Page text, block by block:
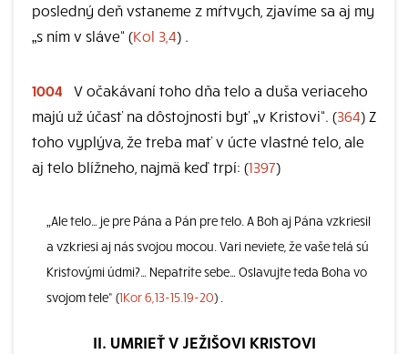
posledný deň vstaneme z mŕtvych, zjavíme sa aj my
„s ním v sláve“ (Kol 3,4) .
1004
V očakávaní toho dňa telo a duša veriaceho
majú už účasť na dôstojnosti byť „v Kristovi“. (364) Z
toho vyplýva, že treba mať v úcte vlastné telo, ale
aj telo blížneho, najmä keď trpí: (1397)
„Ale telo… je pre Pána a Pán pre telo. A Boh aj Pána vzkriesil
a vzkriesi aj nás svojou mocou. Vari neviete, že vaše telá sú
Kristovými údmi?… Nepatríte sebe… Oslavujte teda Boha vo
svojom tele“ (1Kor 6,13-15.19-20) .
II. UMRIEŤ V JEŽIŠOVI KRISTOVI